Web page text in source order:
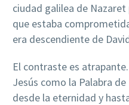
ciudad galilea de Nazaret
que estaba
era descendiente de
El contraste es
Jesús como la Palabra
desde la eternidad y